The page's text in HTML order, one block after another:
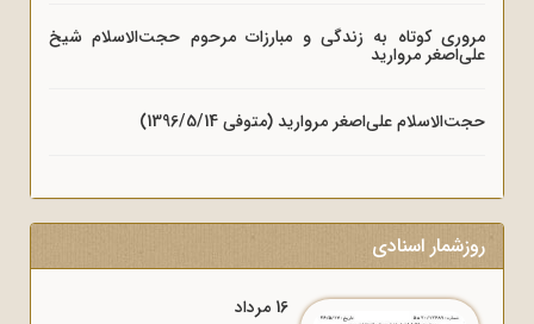
مروری کوتاه به زندگی و مبارزات مرحوم حجت‌الاسلام شیخ
علی‌اصغر مروارید
حجت‌الاسلام علی‌اصغر مروارید (متوفی 1396/5/14)
روزشمار اسنادی
16 مرداد